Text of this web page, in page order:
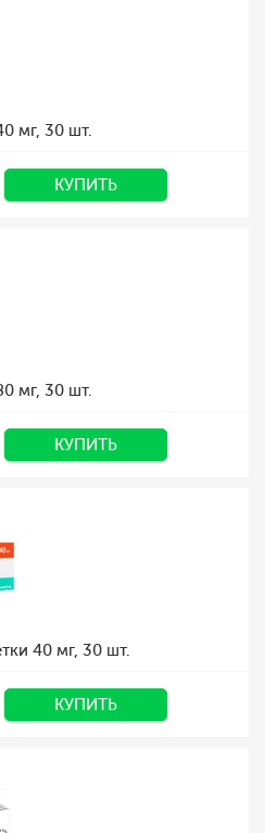
мг, 30 шт.
КУПИТЬ
мг, 30 шт.
КУПИТЬ
40 мг, 30 шт.
КУПИТЬ